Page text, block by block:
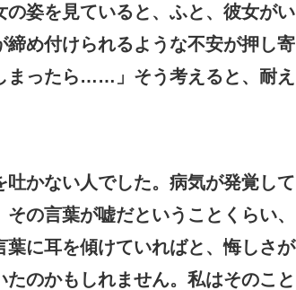
姿を見ていると、ふと、彼女がい
め付けられるような不安が押し寄
まったら……」そう考えると、耐え
かない人でした。病気が発覚して
の言葉が嘘だということくらい、
に耳を傾けていればと、悔しさが
のかもしれません。私はそのこと